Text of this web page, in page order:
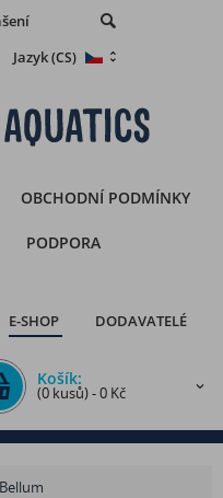
Jazyk(CS)
OBCHODNÍ PODMÍNKY
PODPORA
E-SHOP DODAVATELÉ
Košík:
(0 kusů) - 0 Kč